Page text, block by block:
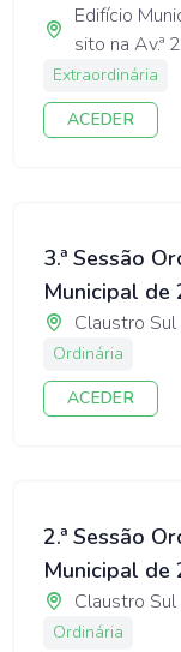
Edifício
sito na Av.ª
Extraordinária
ACEDER
3.ª Sessão
Municipal de
Claustro
Ordinária
ACEDER
2.ª Sessão
Municipal
Claustro
Ordinária